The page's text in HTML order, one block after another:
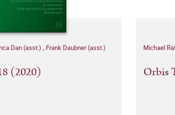
Dan (asst.) , Frank Daubner (asst.)
(2020)
Michael
Orbis